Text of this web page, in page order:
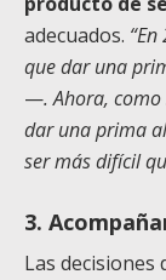
adecuados.
que dar una
—. Ahora,
dar una prima
ser más difícil
3.
Las decisiones